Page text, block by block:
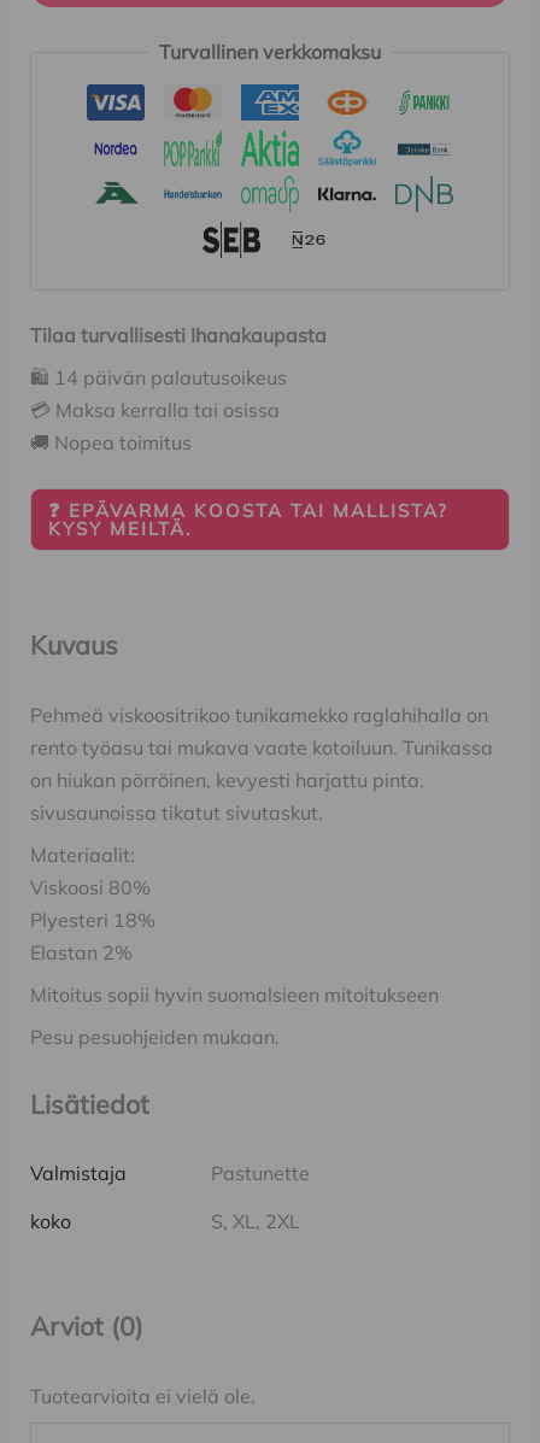
Turvallinen verkkomaksu
Tilaa turvallisesti Ihanakaupasta
🛍️ 14 päivän palautusoikeus
💳 Maksa kerralla tai osissa
🚚 Nopea toimitus
❓ EPÄVARMA KOOSTA TAI MALLISTA?
KYSY MEILTÄ.
Kuvaus
Pehmeä viskoositrikoo tunikamekko raglahihalla on
rento työasu tai mukava vaate kotoiluun. Tunikassa
on hiukan pörröinen, kevyesti harjattu pinta.
sivusaunoissa tikatut sivutaskut.
Materiaalit:
Viskoosi 80%
Plyesteri 18%
Elastan 2%
Mitoitus sopii hyvin suomalsieen mitoitukseen
Pesu pesuohjeiden mukaan.
Lisätiedot
Valmistaja
Pastunette
koko
S, XL, 2XL
Arviot (0)
Tuotearvioita ei vielä ole.